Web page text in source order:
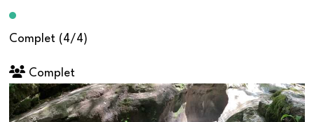
Complet (4/4)
Complet